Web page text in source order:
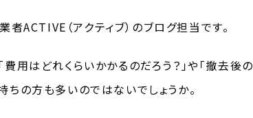
ACTIVE（アクティブ）のブログ担当です。
用はどれくらいかかるのだろう？」や「撤去後の
の方も多いのではないでしょうか。